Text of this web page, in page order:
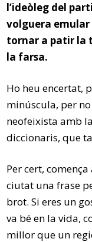
l’ideòleg del
volguera
tornar a patir la
la farsa.
Ho heu encertat,
minúscula, per
neofeixista amb
diccionaris, que
Per cert,
ciutat una frase
brot. Si eres un
va bé en la vida,
millor que un